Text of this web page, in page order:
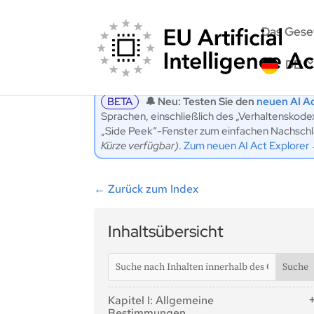
Das
DE
BETA 🔔 Neu: Testen Sie denneuen AI
Sprachen, einschließlich des
„Side Peek“-Fenster zum einfachen
Kürze verfügbar).Zum neuen AI Act Explorer
←Zurück zum Index
Inhaltsübersicht
Kapitel I: Allgemeine